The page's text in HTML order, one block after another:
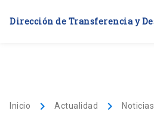
Dirección de Transferencia y
Inicio keyboard_arrow_right Actualidad keyboard_arrow_right Noticias